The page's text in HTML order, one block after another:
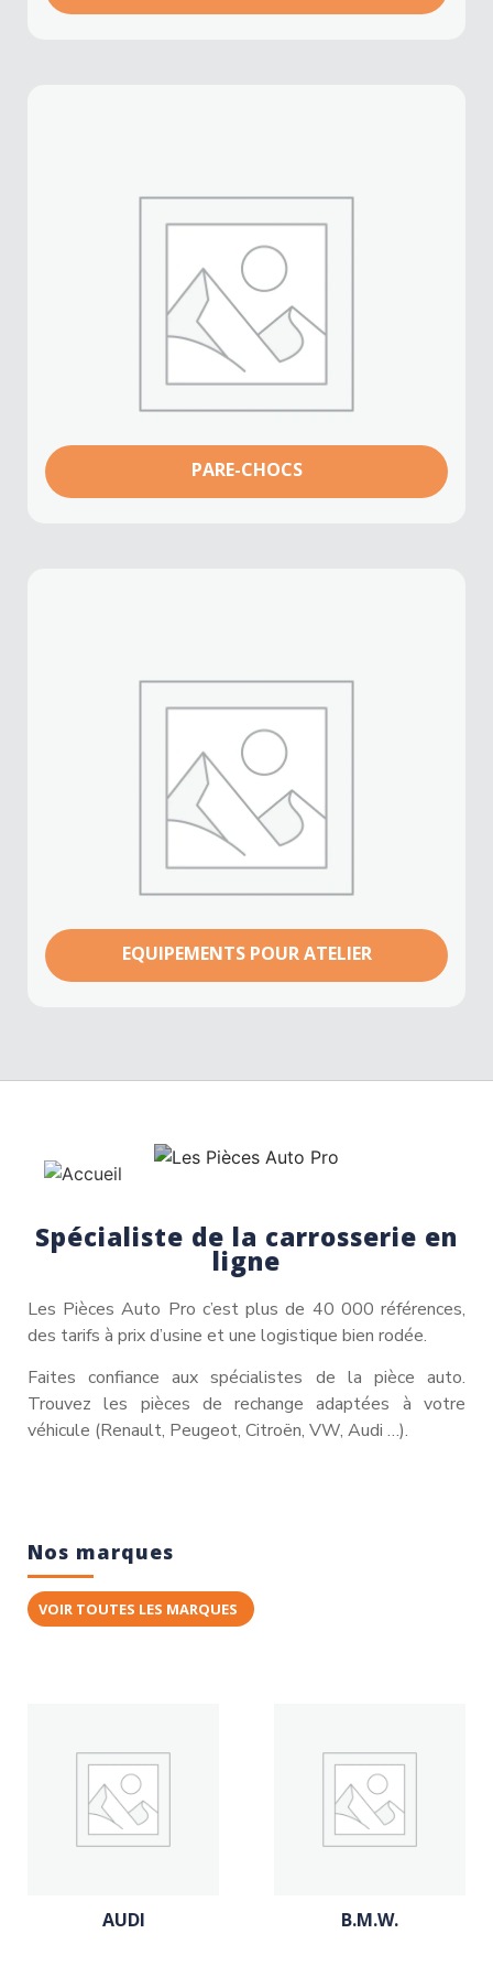
PARE-CHOCS
EQUIPEMENTS POUR ATELIER
Spécialiste de la carrosserie en
ligne
Les Pièces Auto Pro c’est plus de 40 000 références,
des tarifs à prix d’usine et une logistique bien rodée.
Faites confiance aux spécialistes de la pièce auto.
Trouvez les pièces de rechange adaptées à votre
véhicule (Renault, Peugeot, Citroën, VW, Audi …).
Nos marques
VOIR TOUTES LES MARQUES
AUDI B.M.W.